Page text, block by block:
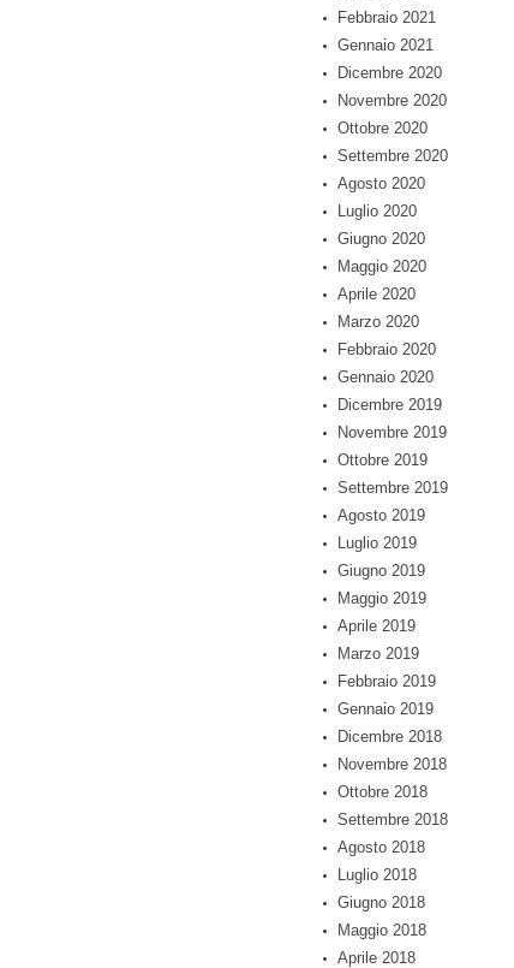
Febbraio 2021
Gennaio 2021
Dicembre 2020
Novembre 2020
Ottobre 2020
Settembre 2020
Agosto 2020
Luglio 2020
Giugno 2020
Maggio 2020
Aprile 2020
Marzo 2020
Febbraio 2020
Gennaio 2020
Dicembre 2019
Novembre 2019
Ottobre 2019
Settembre 2019
Agosto 2019
Luglio 2019
Giugno 2019
Maggio 2019
Aprile 2019
Marzo 2019
Febbraio 2019
Gennaio 2019
Dicembre 2018
Novembre 2018
Ottobre 2018
Settembre 2018
Agosto 2018
Luglio 2018
Giugno 2018
Maggio 2018
Aprile 2018